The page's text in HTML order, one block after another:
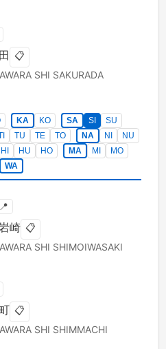
📋
SHI SAKURADA
KA KO SA SI
SU
TU TE TO NA NI
NU
HI HU HO MA MI
MO
WA
📍
崎 📋
SHI SHIMOIWASAKI
📋
SHI SHIMMACHI